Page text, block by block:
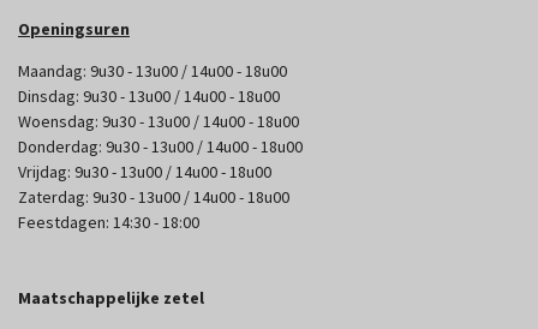
Openingsuren
Maandag: 9u30 - 13u00 / 14u00 - 18u00
Dinsdag: 9u30 - 13u00 / 14u00 - 18u00
Woensdag: 9u30 - 13u00 / 14u00 - 18u00
Donderdag: 9u30 - 13u00 / 14u00 - 18u00
Vrijdag: 9u30 - 13u00 / 14u00 - 18u00
Zaterdag: 9u30 - 13u00 / 14u00 - 18u00
Feestdagen: 14:30 - 18:00
Maatschappelijke zetel